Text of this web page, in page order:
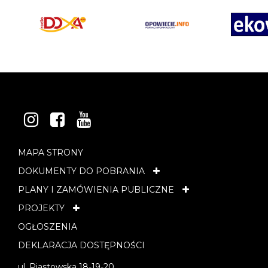
INSTAGRAM
FACEBOOK
YOUTUBE
MAPA STRONY
DOKUMENTY DO POBRANIA
PLANY I ZAMÓWIENIA PUBLICZNE
PROJEKTY
OGŁOSZENIA
DEKLARACJA DOSTĘPNOŚCI